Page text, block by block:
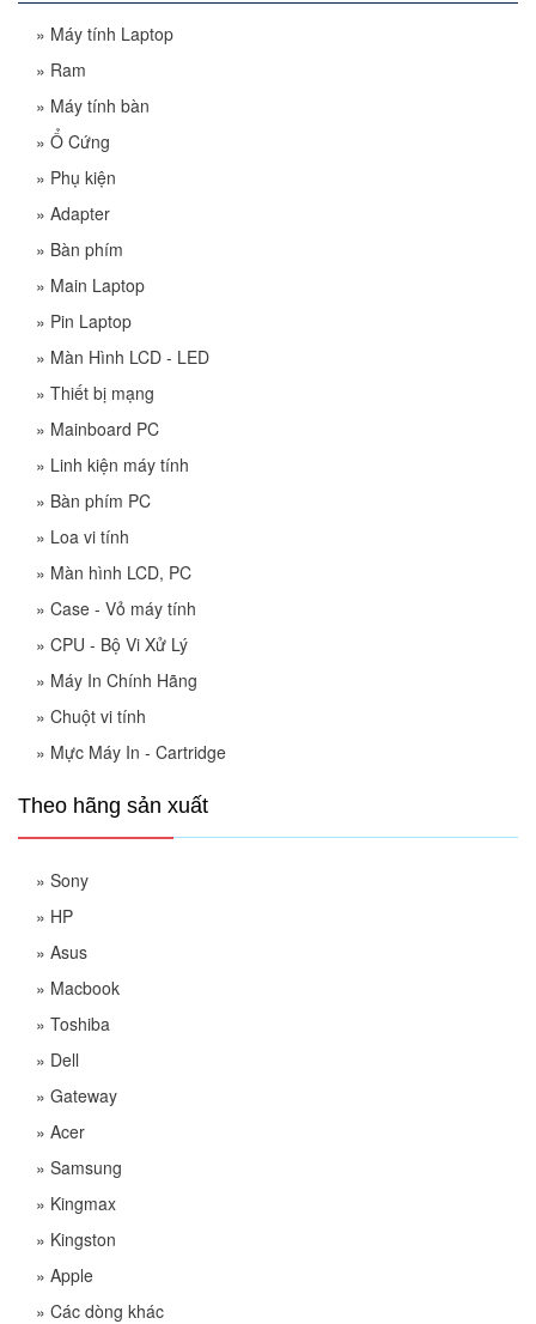
» Máy tính Laptop
» Ram
» Máy tính bàn
» Ổ Cứng
» Phụ kiện
» Adapter
» Bàn phím
» Main Laptop
» Pin Laptop
» Màn Hình LCD - LED
» Thiết bị mạng
» Mainboard PC
» Linh kiện máy tính
» Bàn phím PC
» Loa vi tính
» Màn hình LCD, PC
» Case - Vỏ máy tính
» CPU - Bộ Vi Xử Lý
» Máy In Chính Hãng
» Chuột vi tính
» Mực Máy In - Cartridge
Theo hãng sản xuất
» Sony
» HP
» Asus
» Macbook
» Toshiba
» Dell
» Gateway
» Acer
» Samsung
» Kingmax
» Kingston
» Apple
» Các dòng khác